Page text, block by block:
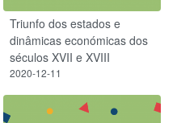
Triunfo dos estados e
dinâmicas económicas dos
séculos XVII e XVIII
2020-12-11